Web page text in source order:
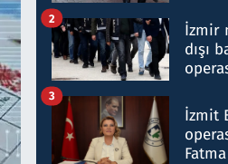
İzmir
dışı
Milyar
2
İzmit
3